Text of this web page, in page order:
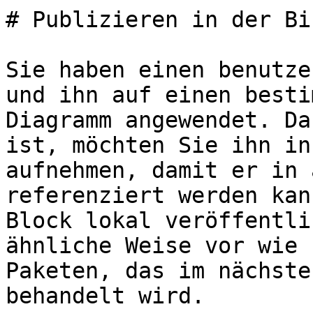
# Publizieren in der
Sie haben einen
und ihn auf einen
Diagramm
ist, möchten Sie ihn in
aufnehmen, damit er in
referenziert werden
Block lokal
ähnliche Weise vor
Paketen, das im
behandelt wird.